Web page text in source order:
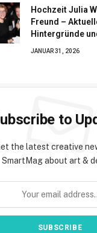
Hochzeit Julia
Freund –
Hintergründe
JANUAR 31, 2026
to
the latest creative
SmartMag about art &